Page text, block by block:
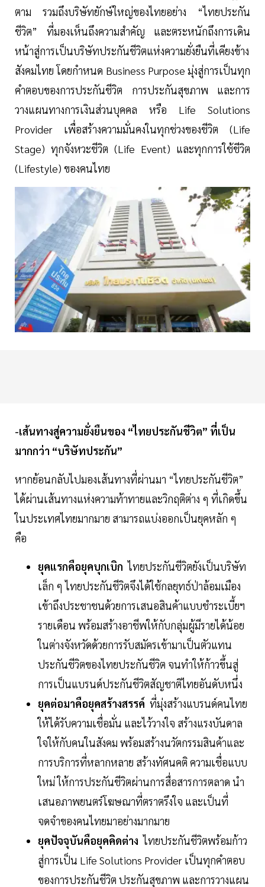
ตาม รวมถึงบริษัทยักษ์ใหญ่ของไทยอย่าง “ไทยประกัน
ชีวิต” ที่มองเห็นถึงความสำคัญ และตระหนักถึงการเดิน
หน้าสู่การเป็นบริษัทประกันชีวิตแห่งความยั่งยืนที่เคียงข้าง
สังคมไทย โดยกำหนด Business Purpose มุ่งสู่การเป็นทุก
คำตอบของการประกันชีวิต การประกันสุขภาพ และการ
วางแผนทางการเงินส่วนบุคคล หรือ Life Solutions
Provider เพื่อสร้างความมั่นคงในทุกช่วงของชีวิต (Life
Stage) ทุกจังหวะชีวิต (Life Event) และทุกการใช้ชีวิต
(Lifestyle) ของคนไทย
-เส้นทางสู่ความยั่งยืนของ “ไทยประกันชีวิต” ที่เป็น
มากกว่า “บริษัทประกัน”
หากย้อนกลับไปมองเส้นทางที่ผ่านมา “ไทยประกันชีวิต”
ได้ผ่านเส้นทางแห่งความท้าทายและวิกฤติต่าง ๆ ที่เกิดขึ้น
ในประเทศไทยมากมาย สามารถแบ่งออกเป็นยุคหลัก ๆ
คือ
ยุคแรกคือยุคบุกเบิก ไทยประกันชีวิตยังเป็นบริษัท
เล็ก ๆ ไทยประกันชีวิตจึงได้ใช้กลยุทธ์ป่าล้อมเมือง
เข้าถึงประชาชนด้วยการเสนอสินค้าแบบชำระเบี้ยฯ
รายเดือน พร้อมสร้างอาชีพให้กับกลุ่มผู้มีรายได้น้อย
ในต่างจังหวัดด้วยการรับสมัครเข้ามาเป็นตัวแทน
ประกันชีวิตของไทยประกันชีวิต จนทำให้ก้าวขึ้นสู่
การเป็นแบรนด์ประกันชีวิตสัญชาติไทยอันดับหนึ่ง
ยุคต่อมาคือยุคสร้างสรรค์ ที่มุ่งสร้างแบรนด์คนไทย
ให้ได้รับความเชื่อมั่น และไว้วางใจ สร้างแรงบันดาล
ใจให้กับคนในสังคม พร้อมสร้างนวัตกรรมสินค้าและ
การบริการที่หลากหลาย สร้างทัศนคติ ความเชื่อแบบ
ใหม่ ให้การประกันชีวิตผ่านการสื่อสารการตลาด นำ
เสนอภาพยนตร์โฆษณาที่ตราตรึงใจ และเป็นที่
จดจำของคนไทยมาอย่างมากมาย
ยุคปัจจุบันคือยุคคิดต่าง ไทยประกันชีวิตพร้อมก้าว
สู่การเป็น Life Solutions Provider เป็นทุกคำตอบ
ของการประกันชีวิต ประกันสุขภาพ และการวางแผน